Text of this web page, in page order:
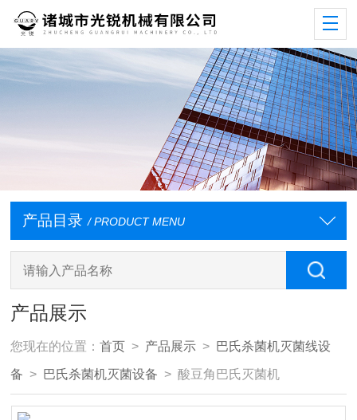
产品目录 / PRODUCT MENU
产品展示
您现在的位置：首页 > 产品展示 > 巴氏杀菌机灭菌线设
备 > 巴氏杀菌机灭菌设备 > 酸豆角巴氏灭菌机